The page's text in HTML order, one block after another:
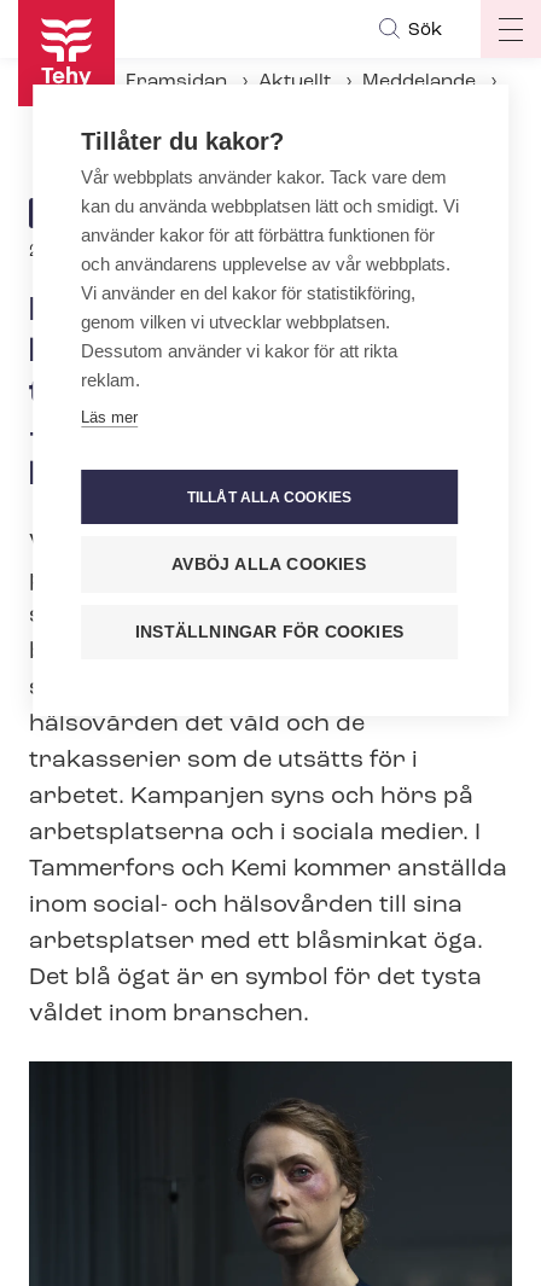
Hoppa
huvudinnehåll
Sök
Framsidan Aktuellt
Meddelande
ARTICLE
CATEGORY
MEDDELANDE
2.10.2023 | 6:57
De anställda inom social- och
hälsovården synliggör det
tysta våldet inom branschen
– som symboliseras av ett
blått öga
Våld och hot om våld är ett dagligt
problem på arbetsplatserna inom
social-, hälsovårds- och ut­bild­nings­
bran­schen. Måndagen den 2 oktober
synliggör de anställda inom social- och
hälsovården det våld och de
trakasserier som de utsätts för i
arbetet. Kampanjen syns och hörs på
arbetsplatserna och i sociala medier. I
Tammerfors och Kemi kommer anställda
inom social- och hälsovården till sina
arbetsplatser med ett blåsminkat öga.
Det blå ögat är en symbol för det tysta
våldet inom branschen.
Tillåter du kakor?
Vår webbplats använder kakor. Tack vare dem
kan du använda webbplatsen lätt och smidigt. Vi
använder kakor för att förbättra funktionen för
och användarens upplevelse av vår webbplats.
Vi använder en del kakor för statistikföring,
genom vilken vi utvecklar webbplatsen.
Dessutom använder vi kakor för att rikta
reklam.
Läs mer
TILLÅT ALLA COOKIES
AVBÖJ ALLA COOKIES
INSTÄLLNINGAR FÖR COOKIES